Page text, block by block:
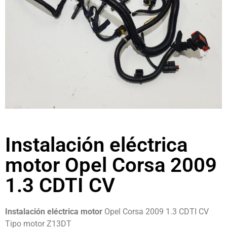
Instalación eléctrica
motor Opel Corsa 2009
1.3 CDTI CV
Instalación eléctrica motor Opel Corsa 2009 1.3 CDTI CV
Tipo motor Z13DT